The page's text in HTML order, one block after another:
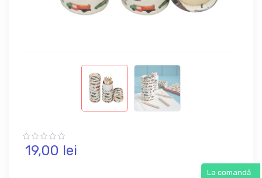
19,00 lei
La comandă